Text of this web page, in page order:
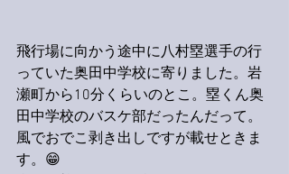
飛行場に向かう途中に八村塁選手の行
っていた奥田中学校に寄りました。岩
瀬町から10分くらいのとこ。塁くん奥
田中学校のバスケ部だったんだって。
風でおでこ剥き出しですが載せときま
す。😁